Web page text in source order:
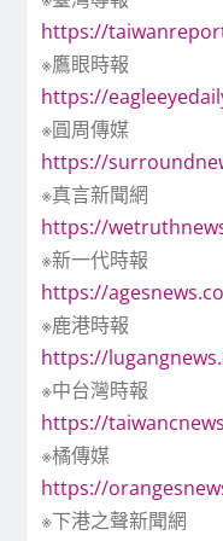
https://
※鷹眼時報
https://
※圓周傳媒
https://
※真言新聞網
https://
※新一代時報
https://
※鹿港時報
https://
※中台灣時報
https://
※橘傳媒
https://
※下港之聲新聞網